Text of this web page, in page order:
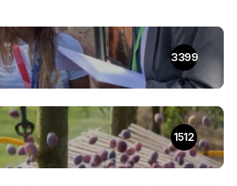
3399
1512